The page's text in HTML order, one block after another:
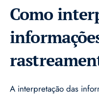
Como
A interpretação das